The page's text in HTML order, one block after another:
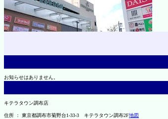
お知らせはありません。
キテラタウン調布店
住所 ： 東京都調布市菊野台1-33-3 キテラタウン調布2F地図